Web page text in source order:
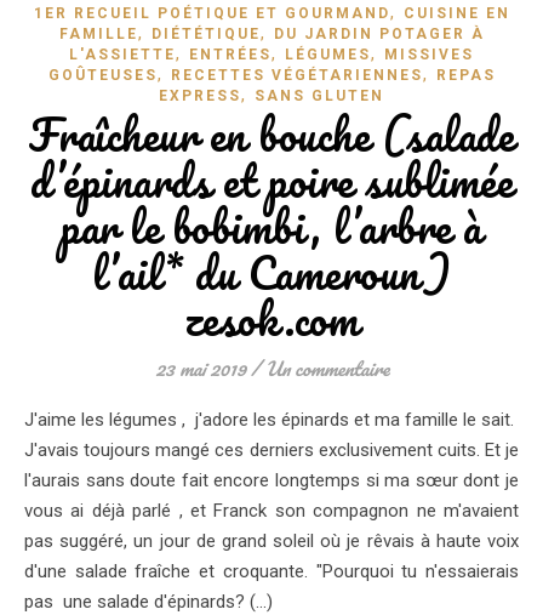
1ER RECUEIL POÉTIQUE ET GOURMAND,
CUISINE EN
FAMILLE, DIÉTÉTIQUE,
DU JARDIN POTAGER À
L'ASSIETTE, ENTRÉES, LÉGUMES,
MISSIVES
GOÛTEUSES, RECETTES VÉGÉTARIENNES,
REPAS
EXPRESS, SANS GLUTEN
Fraîcheur en bouche (salade
d’épinards et poire sublimée
par le bobimbi, l’arbre à
l’ail* du Cameroun)
zesok.com
23 mai 2019/Un commentaire
J'aime les légumes , j'adore les épinards et ma famille le sait.
J'avais toujours mangé ces derniers exclusivement cuits. Et je
l'aurais sans doute fait encore longtemps si ma sœur dont je
vous ai déjà parlé , et Franck son compagnon ne m'avaient
pas suggéré, un jour de grand soleil où je rêvais à haute voix
d'une salade fraîche et croquante. "Pourquoi tu n'essaierais
pas une salade d'épinards? (...)